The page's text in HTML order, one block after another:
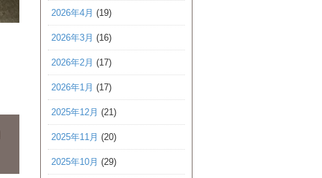
2026年4月 (19)
2026年3月 (16)
2026年2月 (17)
2026年1月 (17)
2025年12月 (21)
2025年11月 (20)
2025年10月 (29)